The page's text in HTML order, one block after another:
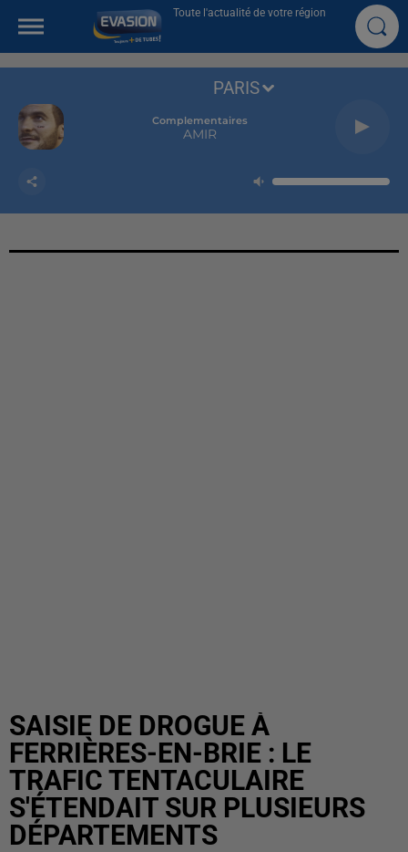
Toute l'actualité de votre région
Complementaires
AMIR
PARIS
SAISIE DE DROGUE À
FERRIÈRES-EN-BRIE : LE
TRAFIC TENTACULAIRE
S'ÉTENDAIT SUR PLUSIEURS
DÉPARTEMENTS